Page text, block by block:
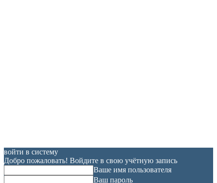
войти в систему
Добро пожаловать! Войдите в свою учётную запись
Ваше имя пользователя
Ваш пароль